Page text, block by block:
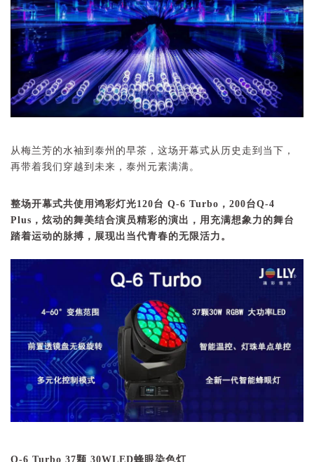
从梅兰芳的水袖到泰州的早茶，这场开幕式从历史走到当下，
再带着我们穿越到未来，泰州元素满满。
整场开幕式共使用鸿彩灯光120台 Q-6 Turbo，200台Q-4
Plus，炫动的舞美结合演员精彩的演出，用充满想象力的舞台
踏着运动的脉搏，展现出当代青春的无限活力。
Q-6 Turbo 37颗 30WLED蜂眼染色灯